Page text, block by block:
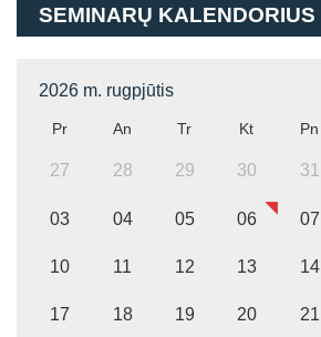
SEMINARŲ KALENDORIUS
2026 m. rugpjūtis
Pr An Tr Kt Pn
27 28 29 30 31
03 04 05 06 07
10 11 12 13 14
17 18 19 20 21